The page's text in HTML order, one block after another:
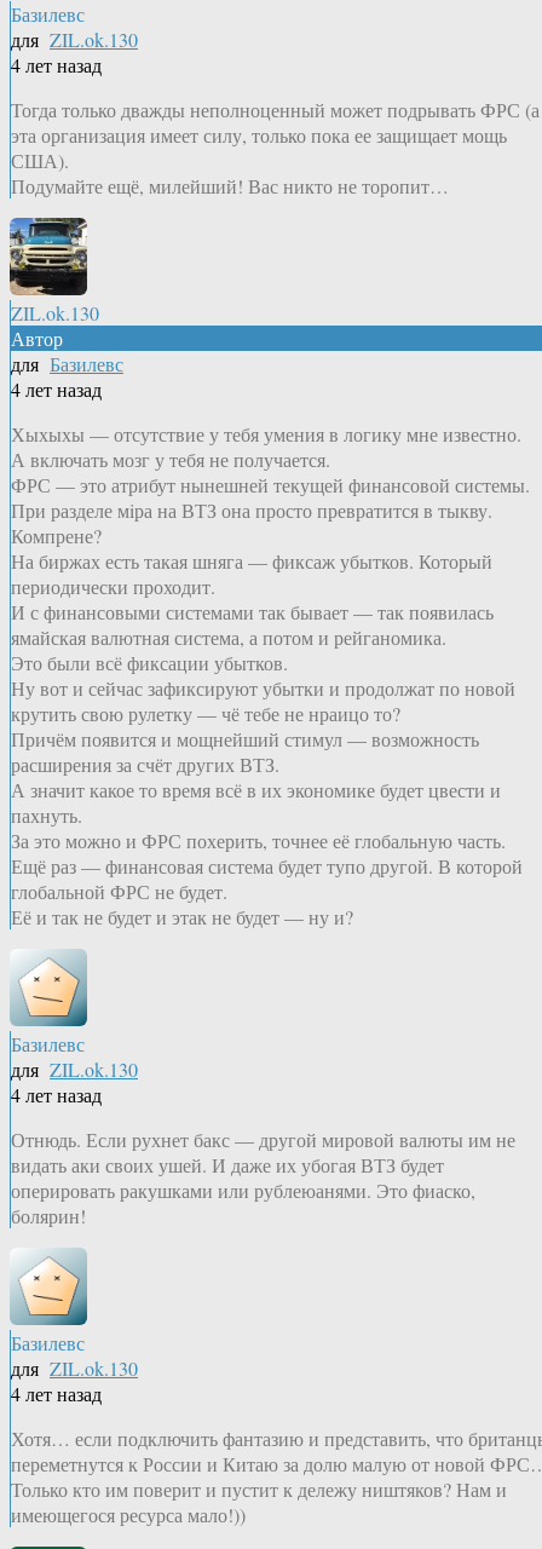
Базилевс
для ZIL.ok.130
4 лет назад
Тогда только дважды неполноценный может подрывать ФРС (а
эта организация имеет силу, только пока ее защищает мощь
США).
Подумайте ещё, милейший! Вас никто не торопит…
ZIL.ok.130
Автор
для Базилевс
4 лет назад
Хыхыхы — отсутствие у тебя умения в логику мне известно.
А включать мозг у тебя не получается.
ФРС — это атрибут нынешней текущей финансовой системы.
При разделе мiра на ВТЗ она просто превратится в тыкву.
Компрене?
На биржах есть такая шняга — фиксаж убытков. Который
периодически проходит.
И с финансовыми системами так бывает — так появилась
ямайская валютная система, а потом и рейганомика.
Это были всё фиксации убытков.
Ну вот и сейчас зафиксируют убытки и продолжат по новой
крутить свою рулетку — чё тебе не нраицо то?
Причём появится и мощнейший стимул — возможность
расширения за счёт других ВТЗ.
А значит какое то время всё в их экономике будет цвести и
пахнуть.
За это можно и ФРС похерить, точнее её глобальную часть.
Ещё раз — финансовая система будет тупо другой. В которой
глобальной ФРС не будет.
Её и так не будет и этак не будет — ну и?
Базилевс
для ZIL.ok.130
4 лет назад
Отнюдь. Если рухнет бакс — другой мировой валюты им не
видать аки своих ушей. И даже их убогая ВТЗ будет
оперировать ракушками или рублеюанями. Это фиаско,
болярин!
Базилевс
для ZIL.ok.130
4 лет назад
Хотя… если подключить фантазию и представить, что
переметнутся к России и Китаю за долю малую от новой
Только кто им поверит и пустит к дележу ништяков? Нам и
имеющегося ресурса мало!))